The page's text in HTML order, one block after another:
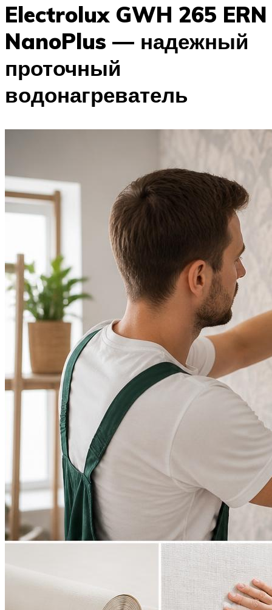
Electrolux GWH 265 ERN
NanoPlus — надежный
проточный
водонагреватель